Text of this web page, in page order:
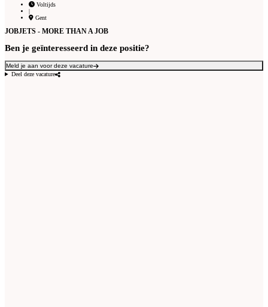
Voltijds
|
Gent
JOBJETS - MORE THAN A JOB
Ben je geïnteresseerd in deze positie?
Meld je aan voor deze vacature
Deel deze vacature